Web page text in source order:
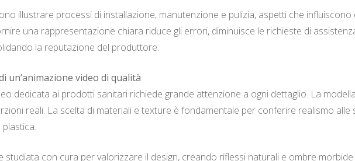
illustrare processi di installazione, manutenzione e pulizia, aspetti che
una rappresentazione chiara riduce gli errori, diminuisce le richieste di
la reputazione del produttore.
un’animazione video di qualità
dedicata ai prodotti sanitari richiede grande attenzione a ogni dettaglio. La
reali. La scelta di materiali e texture è fondamentale per conferire realismo
studiata con cura per valorizzare il design, creando riflessi naturali e ombre